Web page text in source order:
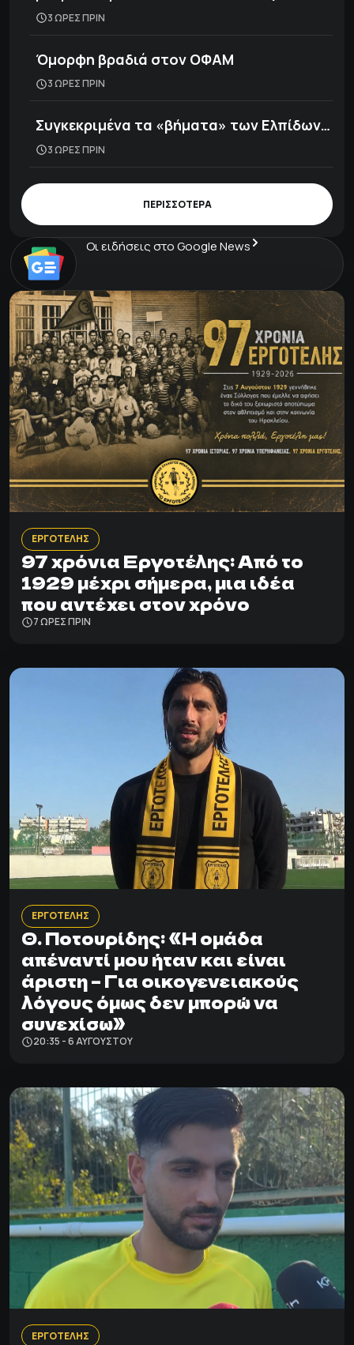
3 ΩΡΕΣ ΠΡΙΝ
Όμορφη βραδιά στον ΟΦΑΜ
3 ΩΡΕΣ ΠΡΙΝ
Συγκεκριμένα τα «βήματα» των Ελπίδων…
3 ΩΡΕΣ ΠΡΙΝ
ΠΕΡΙΣΣΟΤΕΡΑ
Οι ειδήσεις στο Google News
ΕΡΓΟΤΕΛΗΣ
97 χρόνια Εργοτέλης: Από το
1929 μέχρι σήμερα, μια ιδέα
που αντέχει στον χρόνο
7 ΩΡΕΣ ΠΡΙΝ
ΕΡΓΟΤΕΛΗΣ
Θ. Ποτουρίδης: «Η ομάδα
απέναντί μου ήταν και είναι
άριστη – Για οικογενειακούς
λόγους όμως δεν μπορώ να
συνεχίσω»
20:35 - 6 ΑΥΓΟΎΣΤΟΥ
ΕΡΓΟΤΕΛΗΣ